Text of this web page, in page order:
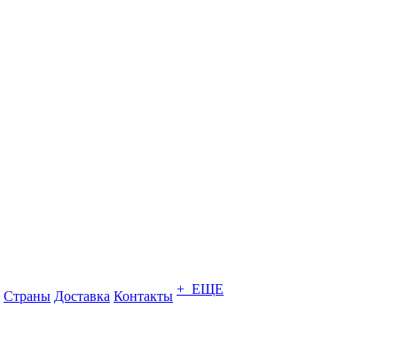
Страны Доставка Контакты + ЕЩЕ